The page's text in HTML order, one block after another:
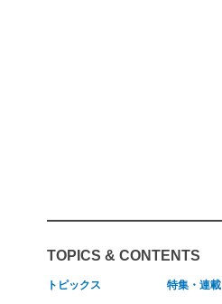
TOPICS & CONTENTS
トピックス 特集・連載